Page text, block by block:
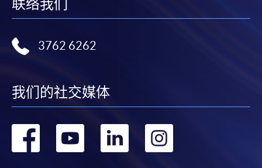
联络我们
3762 6262
我们的社交媒体
转 转 转 转